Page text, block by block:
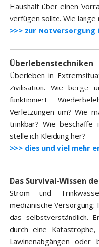
Haushalt über einen
verfügen sollte. Wie lange
>>> zur Notversorgung
Überlebenstechniken
Überleben in
Zivilisation. Wie berge
funktioniert
Verletzungen um? Wie
trinkbar? Wie beschaffe
stelle ich Kleidung her?
>>> dies und viel mehr
Das Survival-Wissen
Strom und
medizinische
das selbstverständlich.
durch eine
Lawinenabgängen oder